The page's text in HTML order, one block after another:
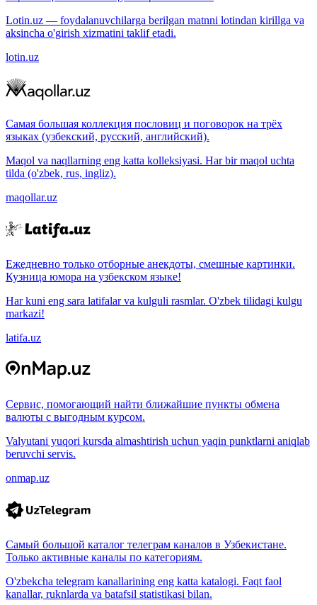
Lotin.uz — foydalanuvchilarga berilgan matnni lotindan kirillga va
aksincha o'girish xizmatini taklif etadi.
lotin.uz
Самая большая коллекция пословиц и поговорок на трёх
языках (узбекский, русский, английский).
Maqol va naqllarning eng katta kolleksiyasi. Har bir maqol uchta
tilda (o'zbek, rus, ingliz).
maqollar.uz
Ежедневно только отборные анекдоты, смешные картинки.
Кузница юмора на узбекском языке!
Har kuni eng sara latifalar va kulguli rasmlar. O'zbek tilidagi kulgu
markazi!
latifa.uz
Сервис, помогающий найти ближайшие пункты обмена
валюты с выгодным курсом.
Valyutani yuqori kursda almashtirish uchun yaqin punktlarni aniqlab
beruvchi servis.
onmap.uz
Самый большой каталог телеграм каналов в Узбекистане.
Только активные каналы по категориям.
O'zbekcha telegram kanallarining eng katta katalogi. Faqt faol
kanallar, ruknlarda va batafsil statistikasi bilan.